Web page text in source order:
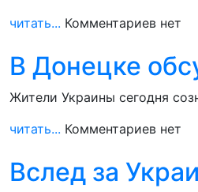
читать... Комментариев нет
В Донецке
Жители Украины сегодня
читать... Комментариев нет
Вслед за